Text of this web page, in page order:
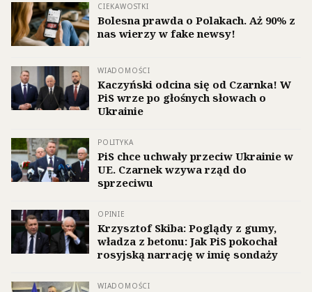
CIEKAWOSTKI
Bolesna prawda o Polakach. Aż 90% z
nas wierzy w fake newsy!
WIADOMOŚCI
Kaczyński odcina się od Czarnka! W
PiS wrze po głośnych słowach o
Ukrainie
POLITYKA
PiS chce uchwały przeciw Ukrainie w
UE. Czarnek wzywa rząd do
sprzeciwu
OPINIE
Krzysztof Skiba: Poglądy z gumy,
władza z betonu: Jak PiS pokochał
rosyjską narrację w imię sondaży
WIADOMOŚCI